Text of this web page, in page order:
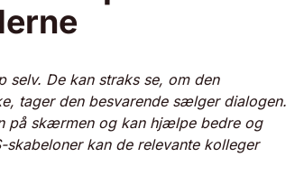
selv. De kan straks se, om den
tager den besvarende sælger dialogen.
på skærmen og kan hjælpe bedre og
skabeloner kan de relevante kolleger